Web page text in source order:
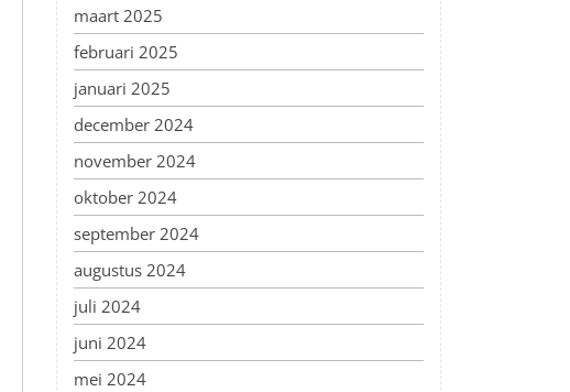
maart 2025
februari 2025
januari 2025
december 2024
november 2024
oktober 2024
september 2024
augustus 2024
juli 2024
juni 2024
mei 2024